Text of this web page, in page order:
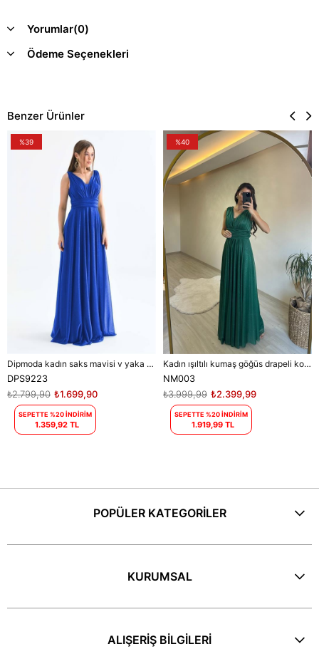
Yorumlar(0)
Ödeme Seçenekleri
Benzer Ürünler
Dipmoda kadın saks mavisi v yaka simli tül abiye elbise DPS9223
DPS9223
₺1.699,90
₺2.799,90
SEPETTE %20 İNDİRİM
1.359,92 TL
%39
Kadın ışıltılı kumaş göğüs drapeli kolsuz elbise DPNM003
NM003
₺2.399,99
₺3.999,99
SEPETTE %20 İNDİRİM
1.919,99 TL
%40
POPÜLER KATEGORİLER
KURUMSAL
ALIŞERİŞ BİLGİLERİ